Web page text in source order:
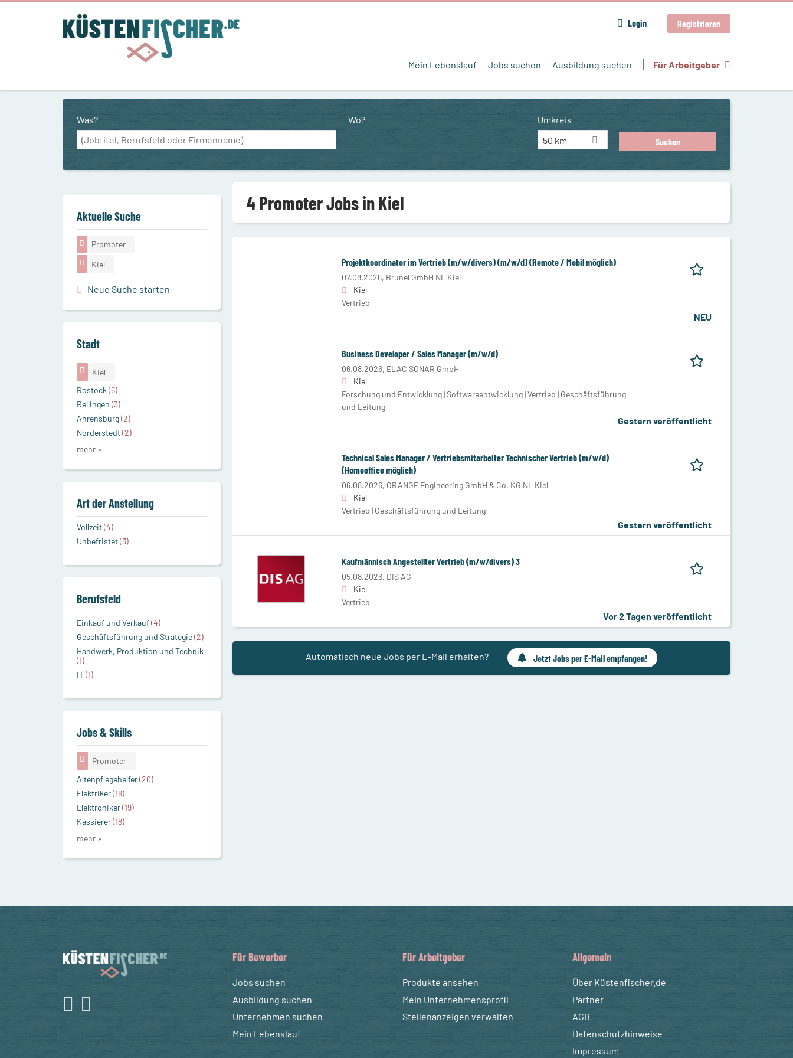
Login Registrieren
Mein Lebenslauf Jobs suchen Ausbildung suchen Für Arbeitgeber
Was? Wo?
Umkreis
50 km
4 Promoter Jobs in Kiel
Projektkoordinator im Vertrieb (m/w/divers) (m/w/d) (Remote / Mobil möglich)
07.08.2026, Brunel GmbH NL Kiel
Kiel
Vertrieb
NEU
Business Developer / Sales Manager (m/w/d)
06.08.2026, ELAC SONAR GmbH
Kiel
Forschung und Entwicklung | Softwareentwicklung | Vertrieb | Geschäftsführung
und Leitung
Gestern veröffentlicht
Technical Sales Manager / Vertriebsmitarbeiter Technischer Vertrieb (m/w/d)
(Homeoffice möglich)
06.08.2026, ORANGE Engineering GmbH & Co. KG NL Kiel
Kiel
Vertrieb | Geschäftsführung und Leitung
Gestern veröffentlicht
Kaufmännisch Angestellter Vertrieb (m/w/divers) 3
05.08.2026, DIS AG
Kiel
Vertrieb
Vor 2 Tagen veröffentlicht
Automatisch neue Jobs per E-Mail erhalten? Jetzt Jobs per E-Mail empfangen!
Aktuelle Suche
Promoter
Kiel
Neue Suche starten
Stadt
Kiel
Rostock(6)
Rellingen (3)
Ahrensburg(2)
Norderstedt(2)
mehr »
Art der Anstellung
Vollzeit(4)
Unbefristet(3)
Berufsfeld
Einkauf und Verkauf(4)
Geschäftsführung und Strategie(2)
Handwerk, Produktion und Technik
(1)
IT(1)
Jobs & Skills
Promoter
Altenpflegehelfer(20)
Elektriker(19)
Elektroniker(19)
Kassierer(18)
mehr »
Für Bewerber
Jobs suchen
Ausbildung suchen
Unternehmen suchen
Mein Lebenslauf
Für Arbeitgeber
Produkte ansehen
Mein Unternehmensprofil
Stellenanzeigen verwalten
Allgemein
Über Küstenfischer.de
Partner
AGB
Datenschutzhinweise
Impressum